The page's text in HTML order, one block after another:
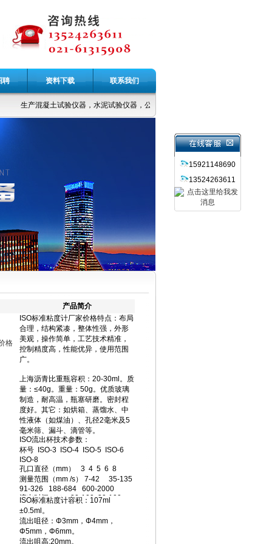
聘 资料下载 联系我们
生产混凝土试验仪器，水泥试验仪器，公路土工仪器，无损检测仪器，力学
15921148690
13524263611
产品简介
格